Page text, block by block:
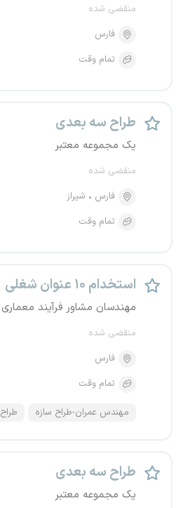
منقضی شده
فارس
تمام وقت
طراح سه بعدی
یک مجموعه معتبر
منقضی شده
فارس
شیراز
تمام وقت
استخدام ۱۰ عنوان شغلی
مهندسان مشاور فرآیند معماری
منقضی شده
فارس
تمام وقت
مهندس عمران-طراح سازه طراح CIVIL
طراح سه بعدی
یک مجموعه معتبر